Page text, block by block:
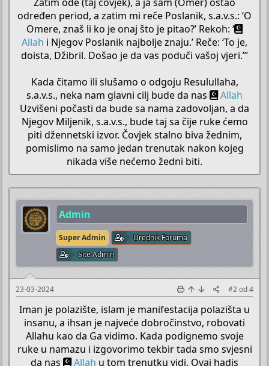
određen period, a zatim mi reče Poslanik, s.a.v.s.: ‘O
Omere, znaš li ko je onaj što je pitao?’ Rekoh: ‘
Allah i Njegov Poslanik najbolje znaju.’ Reče: ‘To je,
doista, Džibril. Došao je da vas poduči vašoj vjeri.”’
Kada čitamo ili slušamo o odgoju Resulullaha,
s.a.v.s., neka nam glavni cilj bude da nas
Allah
Uzvišeni počasti da bude sa nama zadovoljan, a da
Njegov Miljenik, s.a.v.s., bude taj sa čije ruke ćemo
piti džennetski izvor. Čovjek stalno biva žednim,
pomislimo na samo jedan trenutak nakon kojeg
nikada više nećemo žedni biti.​
Admin
Super Admin
Urednik Foruma
Site Admin
23-03-2024 #2od4
Iman je polazište, islam je manifestacija polazišta u
insanu, a ihsan je najveće dobročinstvo, robovati
Allahu kao da Ga vidimo. Kada podignemo svoje
ruke u namazu i izgovorimo tekbir tada smo svjesni
da nas
Allah u tom trenutku vidi. Ovaj hadis